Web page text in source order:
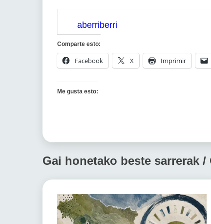
aberriberri
Comparte esto:
Facebook X Imprimir
Me gusta esto:
Gai honetako beste sarrerak